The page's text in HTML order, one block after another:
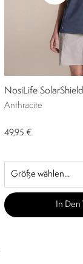
NosiLife
Anthracite
49,95 €
In